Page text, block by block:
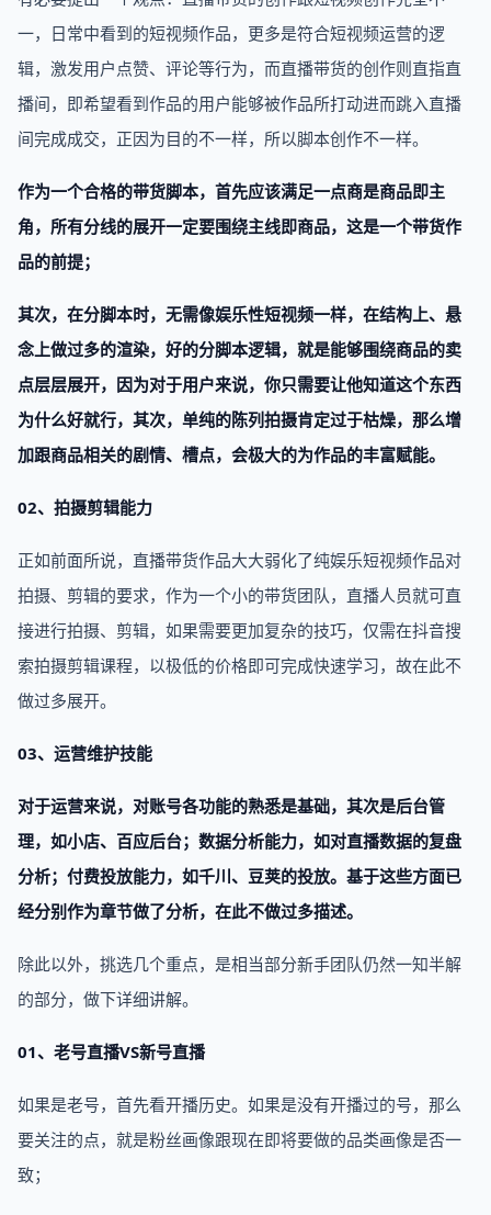
一，日常中看到的短视频作品，更多是符合短视频运营的逻
辑，激发用户点赞、评论等行为，而直播带货的创作则直指直
播间，即希望看到作品的用户能够被作品所打动进而跳入直播
间完成成交，正因为目的不一样，所以脚本创作不一样。
作为一个合格的带货脚本，首先应该满足一点商是商品即主
角，所有分线的展开一定要围绕主线即商品，这是一个带货作
品的前提；
其次，在分脚本时，无需像娱乐性短视频一样，在结构上、悬
念上做过多的渲染，好的分脚本逻辑，就是能够围绕商品的卖
点层层展开，因为对于用户来说，你只需要让他知道这个东西
为什么好就行，其次，单纯的陈列拍摄肯定过于枯燥，那么增
加跟商品相关的剧情、槽点，会极大的为作品的丰富赋能。
02、拍摄剪辑能力
正如前面所说，直播带货作品大大弱化了纯娱乐短视频作品对
拍摄、剪辑的要求，作为一个小的带货团队，直播人员就可直
接进行拍摄、剪辑，如果需要更加复杂的技巧，仅需在抖音搜
索拍摄剪辑课程，以极低的价格即可完成快速学习，故在此不
做过多展开。
03、运营维护技能
对于运营来说，对账号各功能的熟悉是基础，其次是后台管
理，如小店、百应后台；数据分析能力，如对直播数据的复盘
分析；付费投放能力，如千川、豆荚的投放。基于这些方面已
经分别作为章节做了分析，在此不做过多描述。
除此以外，挑选几个重点，是相当部分新手团队仍然一知半解
的部分，做下详细讲解。
01、老号直播VS新号直播
如果是老号，首先看开播历史。如果是没有开播过的号，那么
要关注的点，就是粉丝画像跟现在即将要做的品类画像是否一
致；